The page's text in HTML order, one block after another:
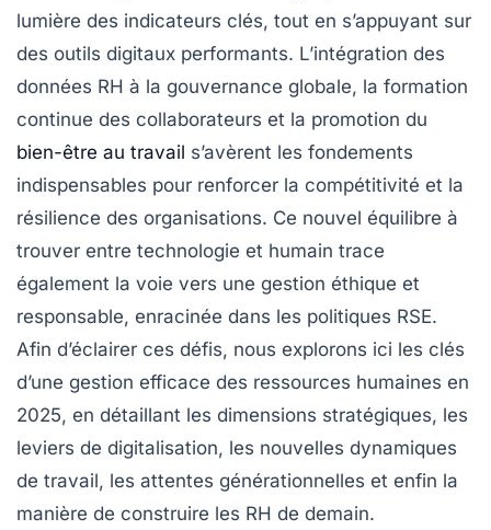
lumière des indicateurs clés, tout en s’appuyant sur
des outils digitaux performants. L’intégration des
données RH à la gouvernance globale, la formation
continue des collaborateurs et la promotion du
bien-être au travail s’avèrent les fondements
indispensables pour renforcer la compétitivité et la
résilience des organisations. Ce nouvel équilibre à
trouver entre technologie et humain trace
également la voie vers une gestion éthique et
responsable, enracinée dans les politiques RSE.
Afin d’éclairer ces défis, nous explorons ici les clés
d’une gestion efficace des ressources humaines en
2025, en détaillant les dimensions stratégiques, les
leviers de digitalisation, les nouvelles dynamiques
de travail, les attentes générationnelles et enfin la
manière de construire les RH de demain.